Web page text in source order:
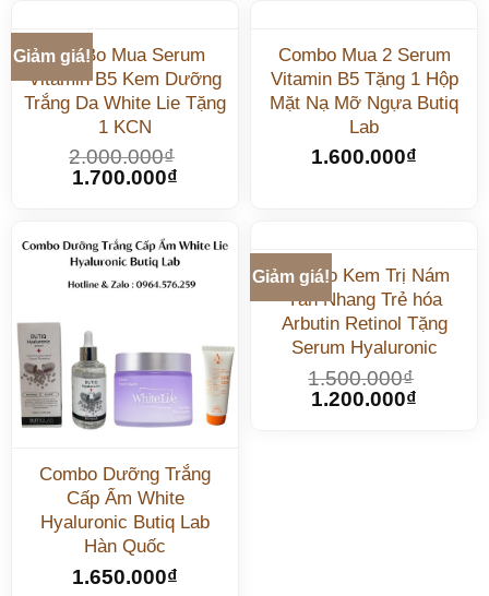
Giảm giá!
ComBo Mua Serum
Vitamin B5 Kem Dưỡng
Trắng Da White Lie Tặng
1 KCN
2.000.000₫
1.700.000₫
Combo Mua 2 Serum
Vitamin B5 Tặng 1 Hộp
Mặt Nạ Mỡ Ngựa Butiq
Lab
1.600.000₫
Combo Dưỡng Trắng
Cấp Ẩm White
Hyaluronic Butiq Lab
Hàn Quốc
1.650.000₫
Giảm giá!
Combo Kem Trị Nám
Tàn Nhang Trẻ hóa
Arbutin Retinol Tặng
Serum Hyaluronic
1.500.000₫
1.200.000₫